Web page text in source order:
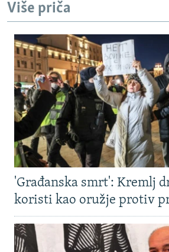
TV LIBERTY
POST SCRIPTUM
MOJA EVROPA
TRI DECENIJE OD RATA U BIH
SVE KARTE DEJTONA
NASTANAK I RASPAD JUGOSLAVIJE
Sve RFE/RL stranice
Više priča
'Građanska smrt': Kremlj
koristi kao oružje protiv